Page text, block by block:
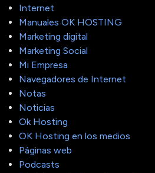
Internet
Manuales OK HOSTING
Marketing digital
Marketing Social
Mi Empresa
Navegadores de Internet
Notas
Noticias
Ok Hosting
OK Hosting en los medios
Páginas web
Podcasts